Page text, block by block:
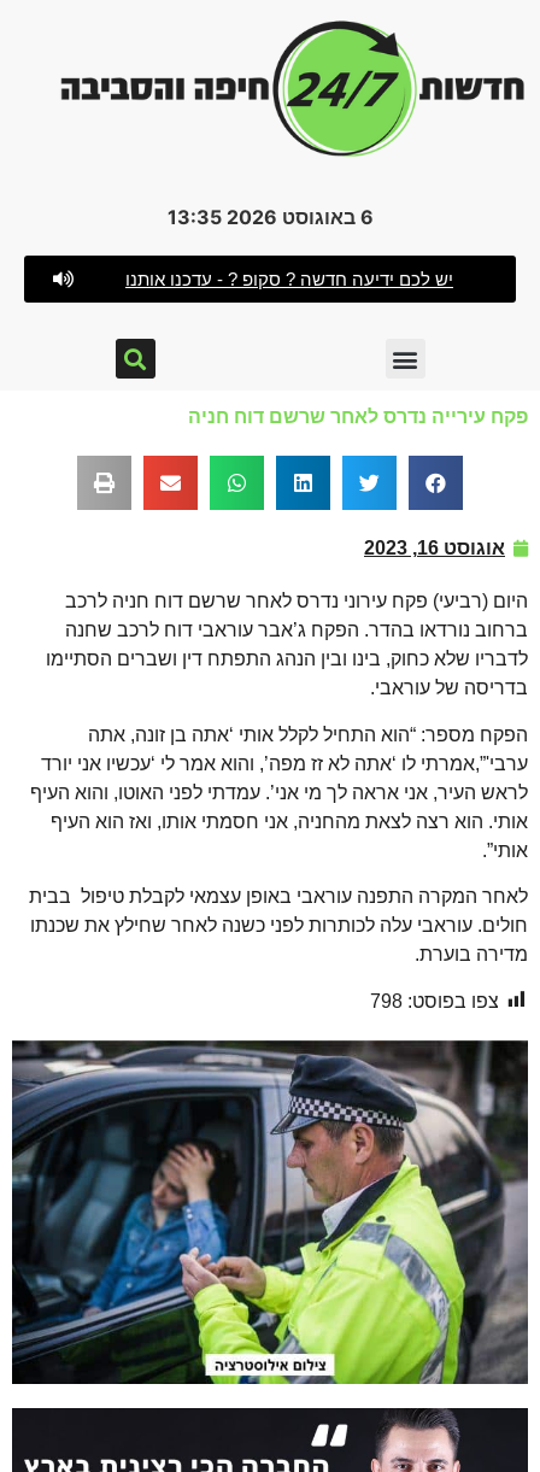
6 באוגוסט 2026 13:35
יש לכם ידיעה חדשה ? סקופ ? - עדכנו אותנו
פקח עירייה נדרס לאחר שרשם דוח חניה
אוגוסט 16, 2023
היום (רביעי) פקח עירוני נדרס לאחר שרשם דוח חניה לרכב
ברחוב נורדאו בהדר. הפקח ג’אבר עוראבי דוח לרכב שחנה
לדבריו שלא כחוק, בינו ובין הנהג התפתח דין ושברים הסתיימו
בדריסה של עוראבי.
הפקח מספר: “הוא התחיל לקלל אותי ‘אתה בן זונה, אתה
ערבי'”,אמרתי לו ‘אתה לא זז מפה’, והוא אמר לי ‘עכשיו אני יורד
לראש העיר, אני אראה לך מי אני’. עמדתי לפני האוטו, והוא העיף
אותי. הוא רצה לצאת מהחניה, אני חסמתי אותו, ואז הוא העיף
אותי”.
לאחר המקרה התפנה עוראבי באופן עצמאי לקבלת טיפול בבית
חולים. עוראבי עלה לכותרות לפני כשנה לאחר שחילץ את שכנתו
מדירה בוערת.
צפו בפוסט: 798